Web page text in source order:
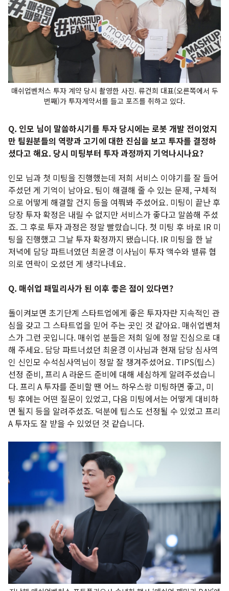
매쉬업벤처스 투자 계약 당시 촬영한 사진. 류건희 대표(오른쪽에서 두
번째)가 투자계약서를 들고 포즈를 취하고 있다.
Q. 인모 님이 말씀하시기를 투자 당시에는 로봇 개발 전이었지
만 팀원분들의 역량과 고기에 대한 진심을 보고 투자를 결정하
셨다고 해요. 당시 미팅부터 투자 과정까지 기억나시나요?
인모 님과 첫 미팅을 진행했는데 저희 서비스 이야기를 잘 들어
주셨던 게 기억이 남아요. 팀이 해결해 줄 수 있는 문제, 구체적
으로 어떻게 해결할 건지 등을 여쭤봐 주셨어요. 미팅이 끝난 후
당장 투자 확정은 내릴 수 없지만 서비스가 좋다고 말씀해 주셨
죠. 그 후로 투자 과정은 정말 빨랐습니다. 첫 미팅 후 바로 IR 미
팅을 진행했고 그날 투자 확정까지 됐습니다. IR 미팅을 한 날
저녁에 담당 파트너였던 최윤경 이사님이 투자 액수와 밸류 협
의로 연락이 오셨던 게 생각나네요.
Q. 매쉬업 패밀리사가 된 이후 좋은 점이 있다면?
돌이켜보면 초기단계 스타트업에게 좋은 투자자란 지속적인 관
심을 갖고 그 스타트업을 믿어 주는 곳인 것 같아요. 매쉬업벤처
스가 그런 곳입니다. 매쉬업 분들은 저희 일에 정말 진심으로 대
해 주세요. 담당 파트너셨던 최윤경 이사님과 현재 담당 심사역
인 신인모 수석심사역님이 정말 잘 챙겨주셨어요. TIPS(팁스)
선정 준비, 프리 A 라운드 준비에 대해 세심하게 알려주셨습니
다. 프리 A 투자를 준비할 땐 어느 하우스랑 미팅하면 좋고, 미
팅 후에는 어떤 질문이 있었고, 다음 미팅에서는 어떻게 대비하
면 될지 등을 알려주셨죠. 덕분에 팁스도 선정될 수 있었고 프리
A 투자도 잘 받을 수 있었던 것 같습니다.